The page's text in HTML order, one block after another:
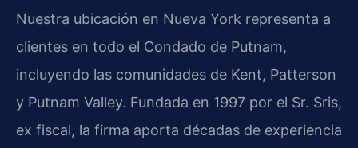
Nuestra ubicación en Nueva York representa a
clientes en todo el Condado de Putnam,
incluyendo las comunidades de Kent, Patterson
y Putnam Valley. Fundada en 1997 por el Sr. Sris,
ex fiscal, la firma aporta décadas de experiencia